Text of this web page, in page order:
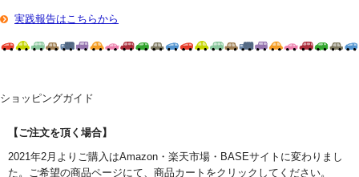
実践報告はこちらから
ショッピングガイド
【ご注文を頂く場合】
2021年2月よりご購入はAmazon・楽天市場・BASEサイトに変わりまし
た。ご希望の商品ページにて、商品カートをクリックしてください。